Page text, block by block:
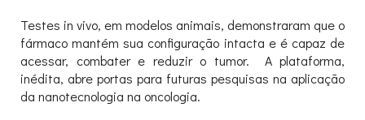
Testes in vivo, em modelos animais, demonstraram que o
fármaco mantém sua configuração intacta e é capaz de
acessar, combater e reduzir o tumor. A plataforma,
inédita, abre portas para futuras pesquisas na aplicação
da nanotecnologia na oncologia.